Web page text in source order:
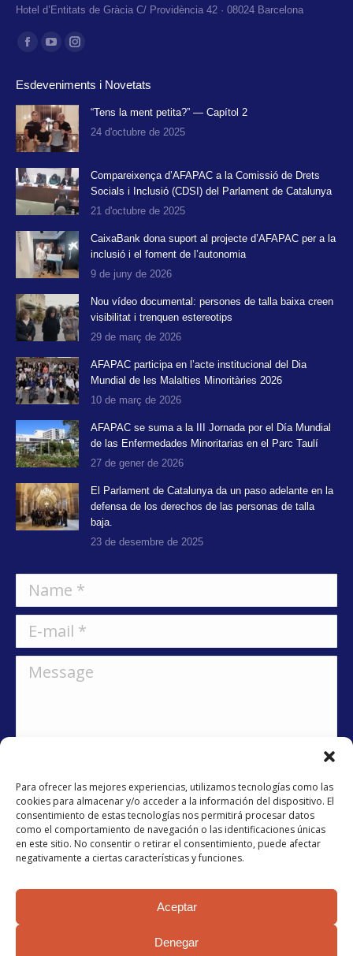
Para ofrecer las mejores experiencias, utilizamos tecnologías como las
cookies para almacenar y/o acceder a la información del dispositivo. El
consentimiento de estas tecnologías nos permitirá procesar datos
como el comportamiento de navegación o las identificaciones únicas
en este sitio. No consentir o retirar el consentimiento, puede afectar
negativamente a ciertas características y funciones.
Aceptar
Denegar
Hotel d’Entitats de Gràcia C/ Providència 42 · 08024 Barcelona
Find us on:
Facebook
opens
in
new
window
YouTube
opens
in
new
window
Instagram
opens
in
new
window
Esdeveniments i Novetats
“Tens la ment petita?” — Capítol 2
24 d'octubre de 2025
Compareixença d’AFAPAC a la Comissió de Drets
Socials i Inclusió (CDSI) del Parlament de Catalunya
21 d'octubre de 2025
CaixaBank dona suport al projecte d’AFAPAC per a la
inclusió i el foment de l’autonomia
9 de juny de 2026
Nou vídeo documental: persones de talla baixa creen
visibilitat i trenquen estereotips
29 de març de 2026
AFAPAC participa en l’acte institucional del Dia
Mundial de les Malalties Minoritàries 2026
10 de març de 2026
AFAPAC se suma a la III Jornada por el Día Mundial
de las Enfermedades Minoritarias en el Parc Taulí
27 de gener de 2026
El Parlament de Catalunya da un paso adelante en la
defensa de los derechos de las personas de talla
baja.
23 de desembre de 2025
He llegit i accepto lapolítica de privacitat